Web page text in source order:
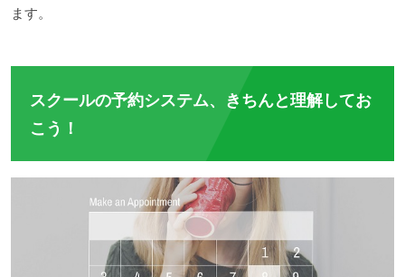
ます。
スクールの予約システム、きちんと理解してお
こう！